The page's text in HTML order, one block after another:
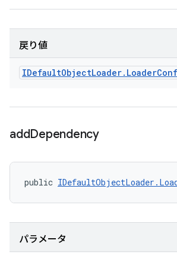
戻り値
IDefaultObjectLoader. Loader
addDependency
public
パラメータ